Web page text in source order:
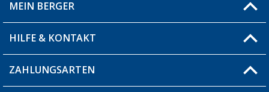
Filiale finden
MEIN BERGER
Blog
Produkttester
HILFE & KONTAKT
Fragen & Antworten / FAQ
ZAHLUNGSARTEN